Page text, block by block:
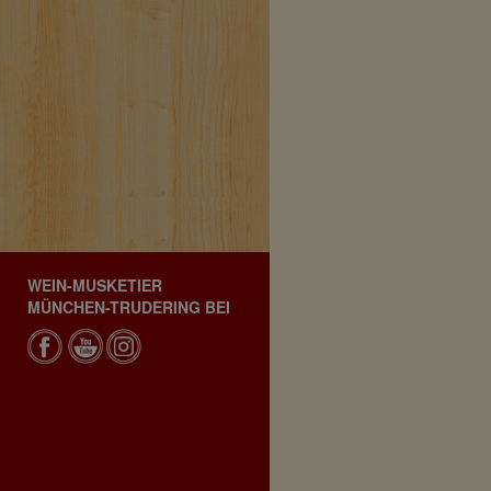
WEIN-MUSKETIER
MÜNCHEN-TRUDERING BEI